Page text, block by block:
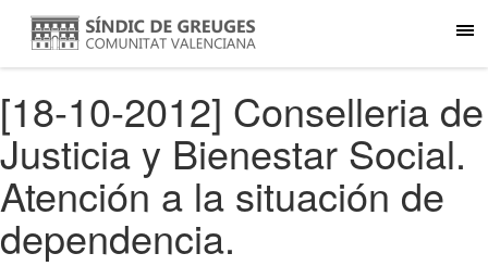
[18-10-2012] Conselleria de
Justicia y Bienestar Social.
Atención a la situación de
dependencia.